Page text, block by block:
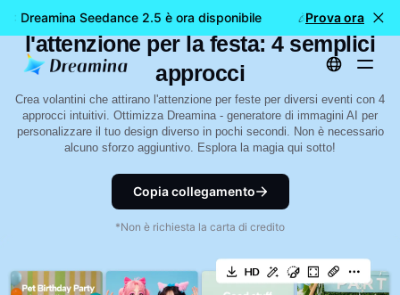
Dreamina Seedance 2.5 è ora disponibile 🎉 Nuovo
Prova ora
Come progettare volantini che attirano
l'attenzione per la festa: 4 semplici
approcci
Crea volantini che attirano l'attenzione per feste per diversi eventi con 4
approcci intuitivi. Ottimizza Dreamina - generatore di immagini AI per
personalizzare il tuo design diverso in pochi secondi. Non è necessario
alcuno sforzo aggiuntivo. Esplora la magia qui sotto!
Copia collegamento
*Non è richiesta la carta di credito